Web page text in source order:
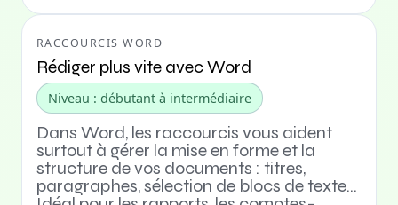
RACCOURCIS WORD
Rédiger plus vite avec Word
Niveau : débutant à intermédiaire
Dans Word, les raccourcis vous aident
surtout à gérer la mise en forme et la
structure de vos documents : titres,
paragraphes, sélection de blocs de texte…